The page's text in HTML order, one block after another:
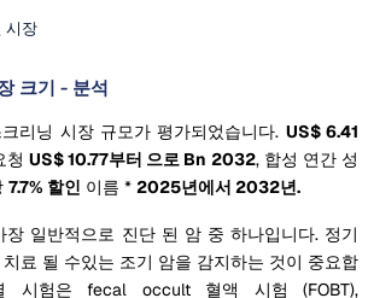
시장
크기 - 분석
리닝 시장 규모가 평가되었습니다. US$ 6.41
청 US$ 10.77부터 으로 Bn 2032, 합성 연간 성
7.7% 할인 이름 * 2025년에서 2032년.
장 일반적으로 진단 된 암 중 하나입니다. 정기
료 될 수있는 조기 암을 감지하는 것이 중요합
시험은 fecal occult 혈액 시험 (FOBT),